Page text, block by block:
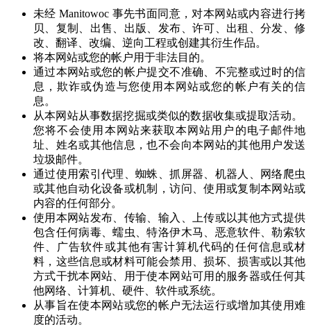
未经 Manitowoc 事先书面同意，对本网站或内容进行拷
贝、复制、出售、出版、发布、许可、出租、分发、修
改、翻译、改编、逆向工程或创建其衍生作品。
将本网站或您的帐户用于非法目的。
通过本网站或您的帐户提交不准确、不完整或过时的信
息，欺诈或伪造与您使用本网站或您的帐户有关的信
息。
从本网站从事数据挖掘或类似的数据收集或提取活动。
您将不会使用本网站来获取本网站用户的电子邮件地
址、姓名或其他信息，也不会向本网站的其他用户发送
垃圾邮件。
通过使用索引代理、蜘蛛、抓屏器、机器人、网络爬虫
或其他自动化设备或机制，访问、使用或复制本网站或
内容的任何部分。
使用本网站发布、传输、输入、上传或以其他方式提供
包含任何病毒、蠕虫、特洛伊木马、恶意软件、勒索软
件、广告软件或其他有害计算机代码的任何信息或材
料，这些信息或材料可能会禁用、损坏、损害或以其他
方式干扰本网站、用于使本网站可用的服务器或任何其
他网络、计算机、硬件、软件或系统。
从事旨在使本网站或您的帐户无法运行或增加其使用难
度的活动。